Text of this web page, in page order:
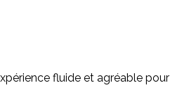
fluide et agréable